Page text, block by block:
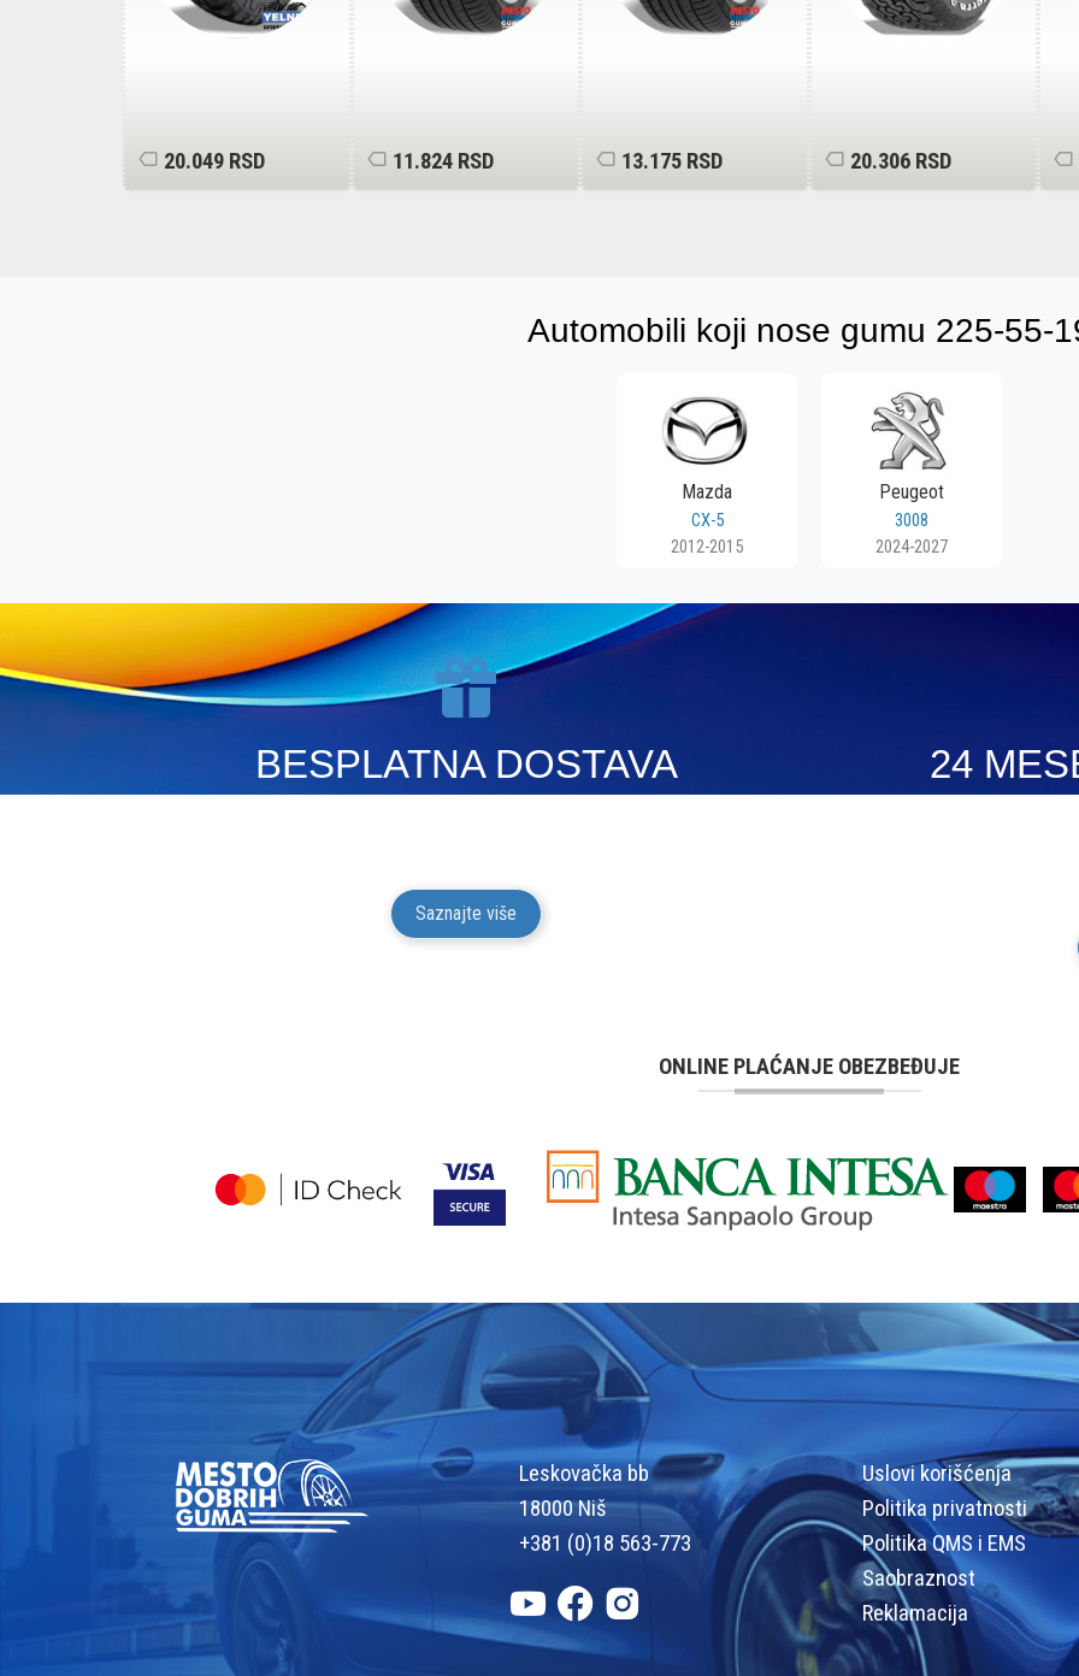
20.049 RSD 11.824 RSD 13.175 RSD 20.306 RSD
Automobili koji nose gumu 225-55-
Mazda
CX-5
2012-2015
Peugeot
3008
2024-2027
BESPLATNA DOSTAVA
Saznajte više
24
ONLINE PLAĆANJE OBEZBEĐUJE
Leskovačka bb
18000 Niš
+381 (0)18 563-773
Uslovi korišćenja
Politika privatnosti
Politika QMS i EMS
Saobraznost
Reklamacija